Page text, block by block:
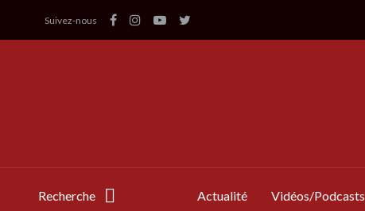
Suivez-nous
Recherche Actualité Vidéos/Podcasts